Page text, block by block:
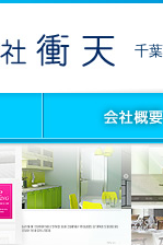
千